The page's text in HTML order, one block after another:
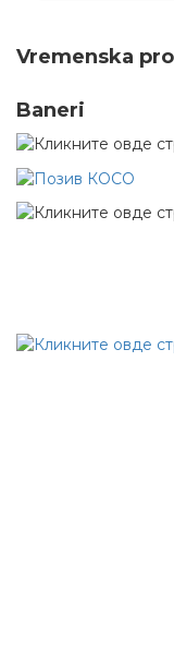
Vremenska
Baneri